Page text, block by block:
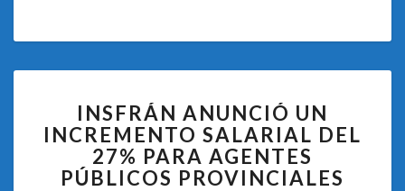
ANUNCIÓ
UN
INCREMENTO
SALARIAL
INSFRÁN ANUNCIÓ UN
INCREMENTO SALARIAL DEL
27% PARA AGENTES
PÚBLICOS PROVINCIALES